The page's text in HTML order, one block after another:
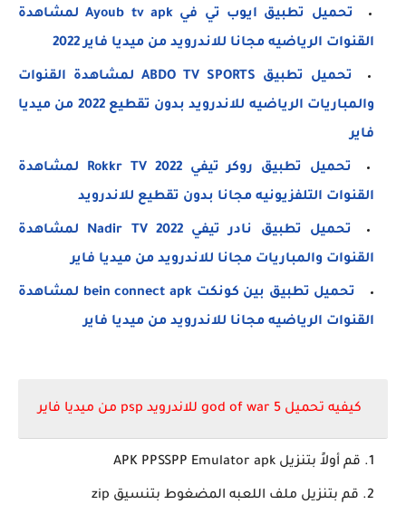
تحميل تطبيق ايوب تي في Ayoub tv apk لمشاهدة
القنوات الرياضيه مجانا للاندرويد من ميديا فاير 2022
تحميل تطبيق ABDO TV SPORTS لمشاهدة القنوات
والمباريات الرياضيه للاندرويد بدون تقطيع 2022 من ميديا
فاير
تحميل تطبيق روكر تيفي Rokkr TV 2022 لمشاهدة
القنوات التلفزيونيه مجانا بدون تقطيع للاندرويد
تحميل تطبيق نادر تيفي Nadir TV 2022 لمشاهدة
القنوات والمباريات مجانا للاندرويد من ميديا فاير
تحميل تطبيق بين كونكت bein connect apk لمشاهدة
القنوات الرياضيه مجانا للاندرويد من ميديا فاير
كيفيه تحميل god of war 5 للاندرويد psp من ميديا فاير
قم أولاً بتنزيل APK PPSSPP Emulator apk
قم بتنزيل ملف اللعبه المضغوط بتنسيق zip